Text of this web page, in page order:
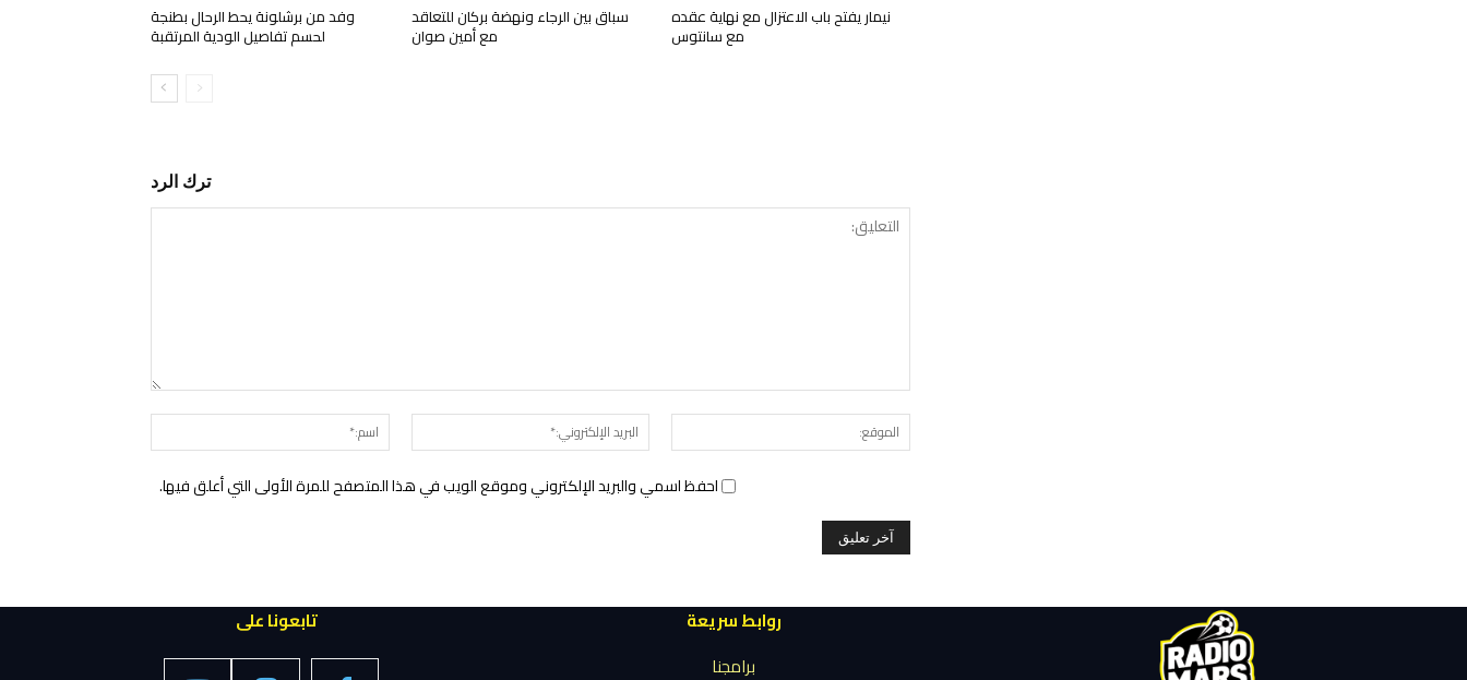
نيمار يفتح باب الاعتزال مع نهاية عقده
مع سانتوس
سباق بين الرجاء ونهضة بركان للتعاقد
مع أمين صوان
وفد من برشلونة يحط الرحال بطنجة
لحسم تفاصيل الودية المرتقبة
ترك الرد
التعليق:
اسم:*
البريد
الإلكتروني:*
الموقع:
احفظ اسمي والبريد الإلكتروني وموقع الويب في هذا المتصفح للمرة الأولى التي أعلق فيها.
تابعونا على
روابط سريعة
برامجنا